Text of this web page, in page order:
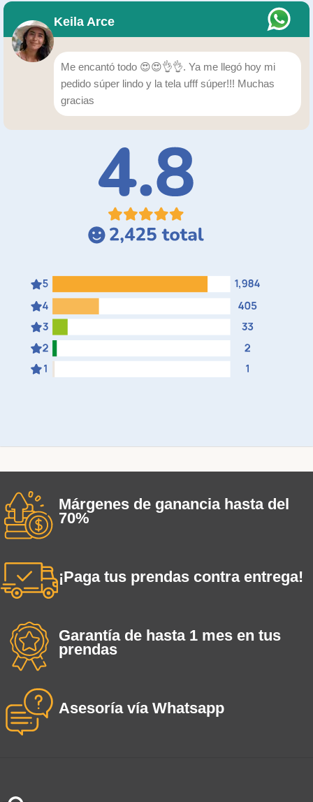
Keila Arce
Me encantó todo 😍😍👌👌. Ya me llegó hoy mi
pedido súper lindo y la tela ufff súper!!! Muchas
gracias
Márgenes de ganancia hasta del
70%
¡Paga tus prendas contra entrega!
Garantía de hasta 1 mes en tus
prendas
Asesoría vía Whatsapp